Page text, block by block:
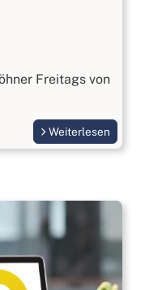
Freitags von
Weiterlesen